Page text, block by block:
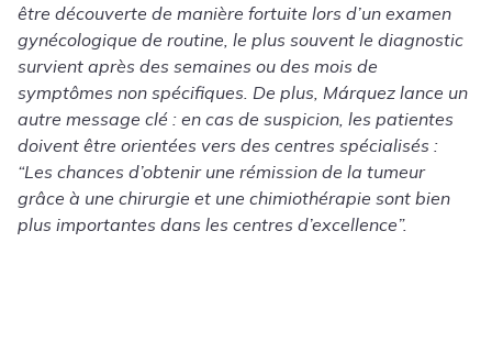
être découverte de manière fortuite lors d’un examen
gynécologique de routine, le plus souvent le diagnostic
survient après des semaines ou des mois de
symptômes non spécifiques. De plus, Márquez lance un
autre message clé : en cas de suspicion, les patientes
doivent être orientées vers des centres spécialisés :
“Les chances d’obtenir une rémission de la tumeur
grâce à une chirurgie et une chimiothérapie sont bien
plus importantes dans les centres d’excellence”.